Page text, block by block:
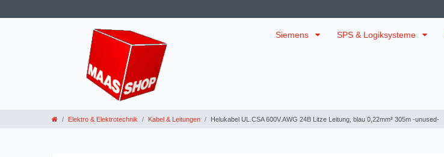
Siemens SPS & Logiksysteme
Elektro & Elektrotechnik Kabel & Leitungen Helukabel UL.CSA 600V.AWG 24B Litze Leitung, blau 0,22mm² 305m -unused-